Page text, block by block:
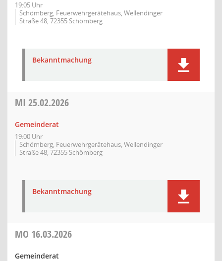
19:05 Uhr
Schömberg, Feuerwehrgerätehaus, Wellendinger
Straße 48, 72355 Schömberg
Bekanntmachung
MI 25.02.2026
Gemeinderat
19:00 Uhr
Schömberg, Feuerwehrgerätehaus, Wellendinger
Straße 48, 72355 Schömberg
Bekanntmachung
MO 16.03.2026
Gemeinderat